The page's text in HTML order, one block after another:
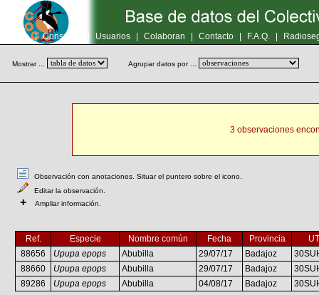
Inicio | Consultas Usuarios Colaboran Contacto F.A.Q.
Mostrar ... Agrupar datos por ...
3 observaciones
Observación con anotaciones. Situar el puntero sobre el icono.
Editar la observación.
+ Ampliar información.
Ref. Especie Nombre común Fecha Provincia
88656
Upupa epops Abubilla 29/07/17 Badajoz
88660
Upupa epops Abubilla 29/07/17 Badajoz
89286
Upupa epops Abubilla 04/08/17 Badajoz